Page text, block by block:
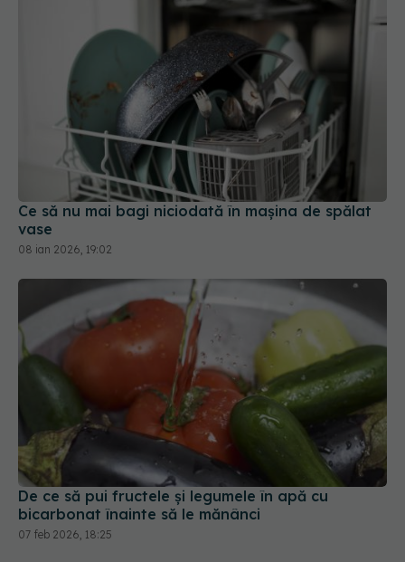
Ce să nu mai bagi niciodată în mașina de spălat
vase
08 ian 2026, 19:02
De ce să pui fructele și legumele în apă cu
bicarbonat înainte să le mănânci
07 feb 2026, 18:25